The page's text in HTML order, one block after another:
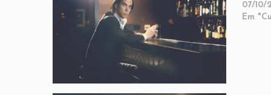
07/10/
Em